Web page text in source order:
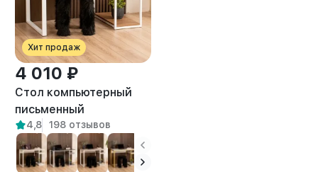
Хит продаж
4 010 ₽
Стол компьютерный
письменный
маникюрный лофт
Оштен белый/
амаретто
4,8 198 отзывов